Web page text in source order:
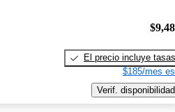
El precio incluye tasas
$185/mes
Verif. disponibilidad